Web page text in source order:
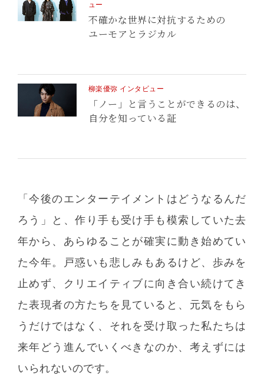
ュー
不確かな世界に対抗するための
ユーモアとラジカル
柳楽優弥 インタビュー
「ノー」と言うことができるのは、
自分を知っている証
「今後のエンターテイメントはどうなるんだ
ろう」と、作り手も受け手も模索していた去
年から、あらゆることが確実に動き始めてい
た今年。戸惑いも悲しみもあるけど、歩みを
止めず、クリエイティブに向き合い続けてき
た表現者の方たちを見ていると、元気をもら
うだけではなく、それを受け取った私たちは
来年どう進んでいくべきなのか、考えずには
いられないのです。